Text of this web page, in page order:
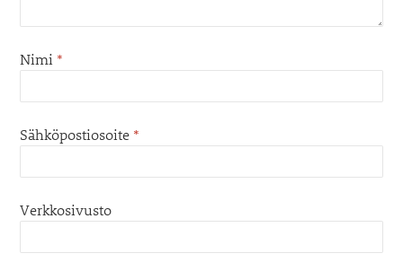
Nimi *
Sähköpostiosoite *
Verkkosivusto